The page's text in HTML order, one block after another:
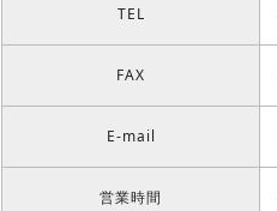
TEL
FAX
E-mail
営業時間